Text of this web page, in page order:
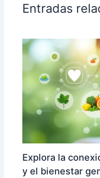
Entradas
Explora la
y el bienestar